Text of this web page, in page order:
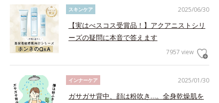
2025/06/30
スキンケア
【実はべスコス受賞品！】アクアニストシリ
ーズの疑問に本音で答えます
7957 view
2025/01/30
インナーケア
ガサガサ背中、顔は粉吹き…。全身乾燥肌を